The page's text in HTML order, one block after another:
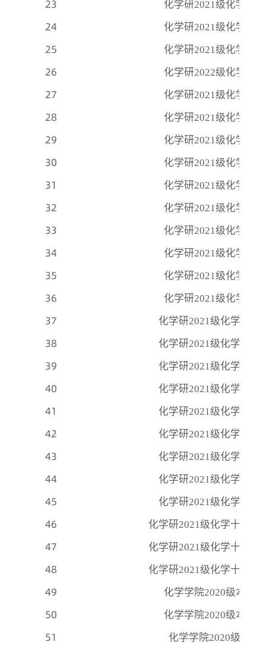
23 化学研2021级化学六
24 化学研2021级化学七
25 化学研2021级化学七
26 化学研2022级化学七
27 化学研2021级化学八
28 化学研2021级化学八
29 化学研2021级化学八
30 化学研2021级化学八
31 化学研2021级化学九
32 化学研2021级化学九
33 化学研2021级化学九
34 化学研2021级化学十
35 化学研2021级化学十
36 化学研2021级化学十
37 化学研2021级化学十一
38 化学研2021级化学十一
39 化学研2021级化学十一
40 化学研2021级化学十二
41 化学研2021级化学十二
42 化学研2021级化学十二
43 化学研2021级化学十三
44 化学研2021级化学十三
45 化学研2021级化学十三
46 化学研2021级化学十四班
47 化学研2021级化学十四班
48 化学研2021级化学十四班
49 化学学院2020级本科
50 化学学院2020级本科
51 化学学院2020级本科